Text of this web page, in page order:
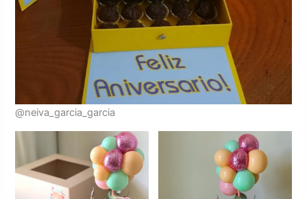
@neiva_garcia_garcia